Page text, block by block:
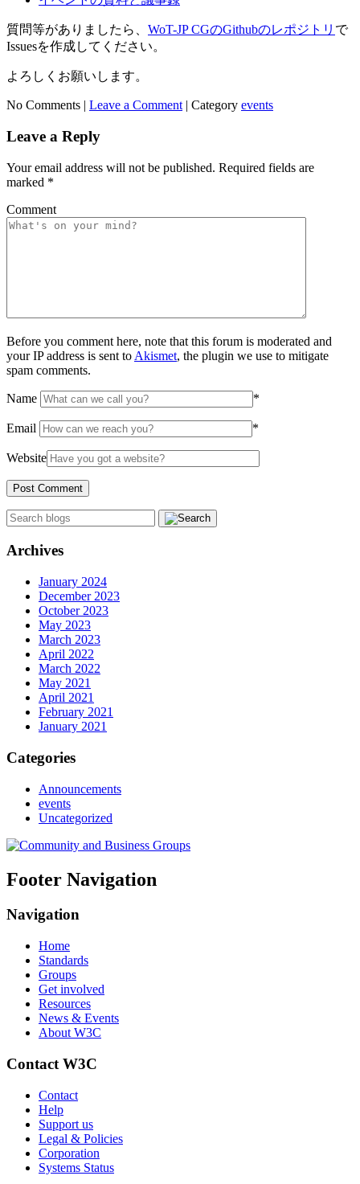
質問等がありましたら、 WoT-JP CGのGithubのレポジトリ で
Issuesを作成してください。
よろしくお願いします。
No Comments | Leave a Comment | Category events
Leave a Reply
Your email address will not be published. Required fields are
marked *
Comment
Before you comment here, note that this forum is moderated and
your IP address is sent to Akismet, the plugin we use to mitigate
spam comments.
Name *
Email *
Website
Archives
January 2024
December 2023
October 2023
May 2023
March 2023
April 2022
March 2022
May 2021
April 2021
February 2021
January 2021
Categories
Announcements
events
Uncategorized
Footer Navigation
Navigation
Home
Standards
Groups
Get involved
Resources
News & Events
About W3C
Contact W3C
Contact
Help
Support us
Legal & Policies
Corporation
Systems Status